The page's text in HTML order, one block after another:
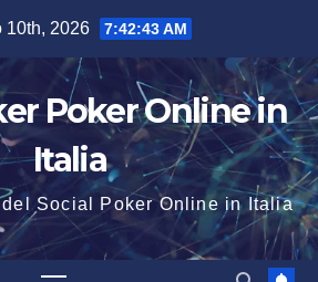
10th, 2026 7:42:43 AM
Poker Online in
Italia
del Social Poker Online in Italia